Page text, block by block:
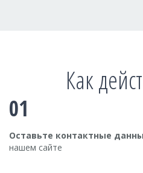
Как
01
Оставьте контактные
нашем сайте